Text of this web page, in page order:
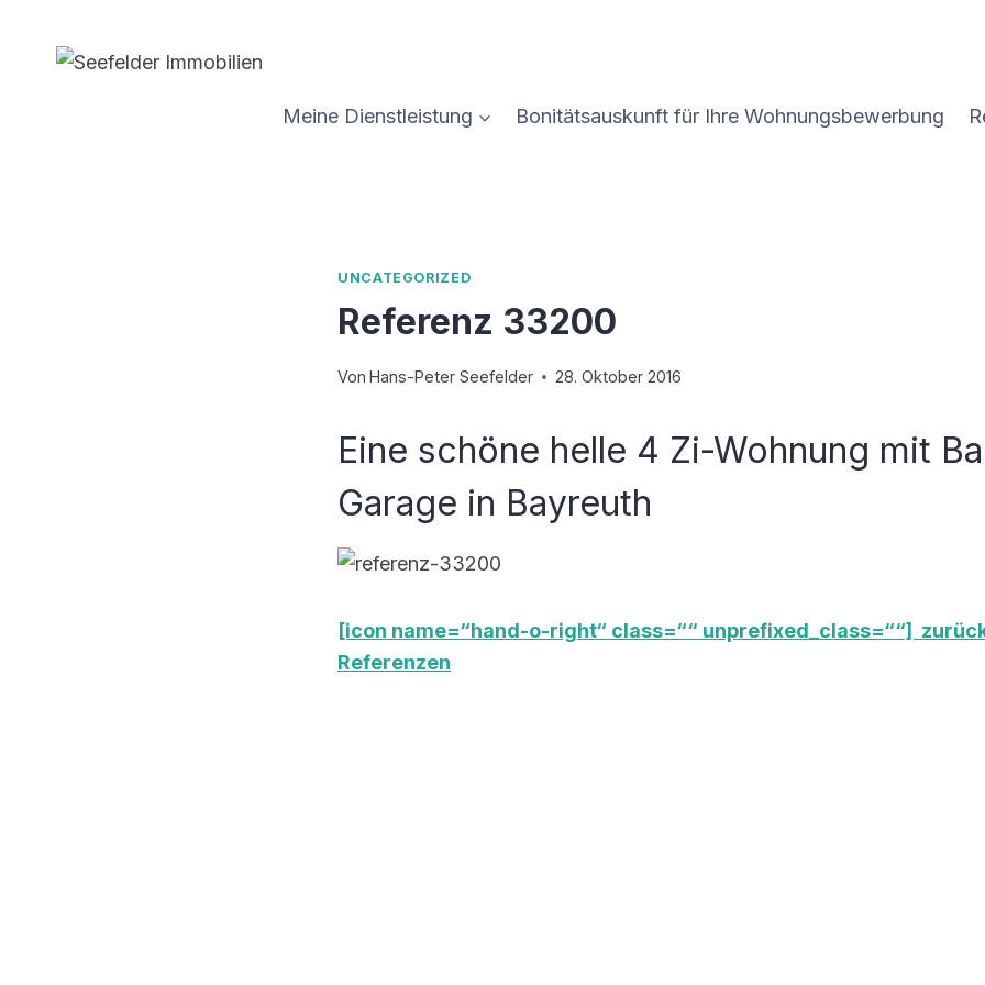
Meine Dienstleistung
Bonitätsauskunft für Ihre Wohnungsbewerbung
UNCATEGORIZED
Referenz 33200
Von Hans-Peter Seefelder 28. Oktober 2016
Eine schöne helle 4 Zi-Wohnung mit
Garage in Bayreuth
[icon name=“hand-o-right“ class=““ unprefixed_class=““]
Referenzen